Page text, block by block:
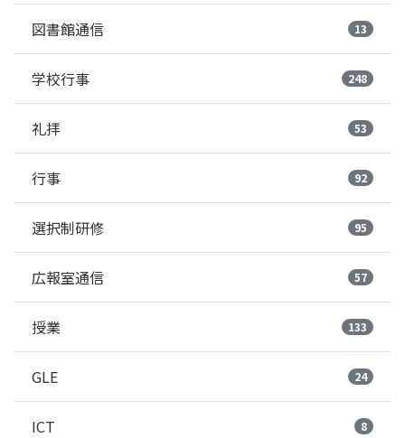
図書館通信 13
学校行事 248
礼拝 53
行事 92
選択制研修 95
広報室通信 57
授業 133
GLE 24
ICT 8